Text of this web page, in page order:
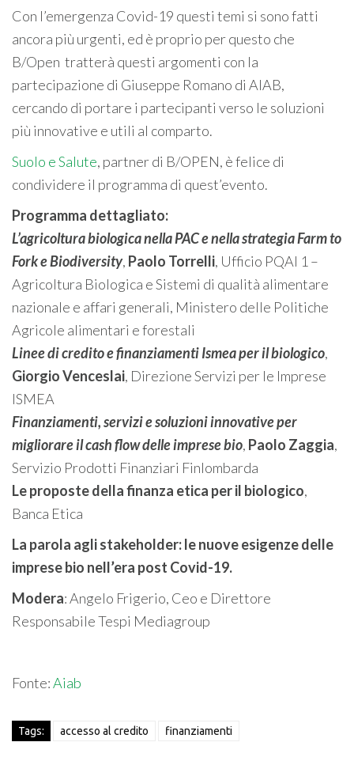
Con l’emergenza Covid-19 questi temi si sono fatti
ancora più urgenti, ed è proprio per questo che
B/Open tratterà questi argomenti con la
partecipazione di Giuseppe Romano di AIAB,
cercando di portare i partecipanti verso le soluzioni
più innovative e utili al comparto.
Suolo e Salute, partner di B/OPEN, è felice di
condividere il programma di quest’evento.
Programma dettagliato:
L’agricoltura biologica nella PAC e nella strategia Farm to
Fork e Biodiversity, Paolo Torrelli, Ufficio PQAI 1 –
Agricoltura Biologica e Sistemi di qualità alimentare
nazionale e affari generali, Ministero delle Politiche
Agricole alimentari e forestali
Linee di credito e finanziamenti Ismea per il biologico,
Giorgio Venceslai, Direzione Servizi per le Imprese
ISMEA
Finanziamenti, servizi e soluzioni innovative per
migliorare il cash flow delle imprese bio, Paolo Zaggia,
Servizio Prodotti Finanziari Finlombarda
Le proposte della finanza etica per il biologico,
Banca Etica
La parola agli stakeholder: le nuove esigenze delle
imprese bio nell’era post Covid-19.
Modera: Angelo Frigerio, Ceo e Direttore
Responsabile Tespi Mediagroup
Fonte:Aiab
Tags: accesso al credito finanziamenti